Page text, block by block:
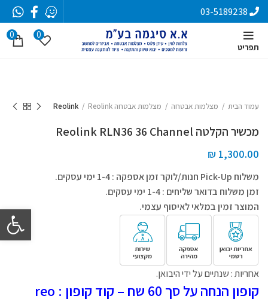
פתח
תפריט
0
0
עמוד הבית מצלמות אבטחה מצלמות אבטחה Reolink Reolink
מכשיר הקלטה Reolink RLN36 36 Channel
₪ 1,300.00
משלוח Pick-Up חנות/לוקר זמן אספקה : 1-4 ימי עסקים.
זמן משלוח בדואר שליחים : 1-4 ימי עסקים.
המוצר זמין במלאי לאיסוף עצמי.
אחריות : שנתיים על ידי היבואן.
קופון הנחה על סך 60 שח – קוד קופון : reo